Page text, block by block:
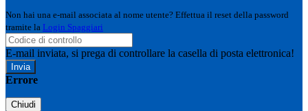
Non hai una e-mail associata al nome utente? Effettua il reset della password
tramite la Login Spaggiari
E-mail inviata, si prega di controllare la casella di posta elettronica!
Errore
Chiudi